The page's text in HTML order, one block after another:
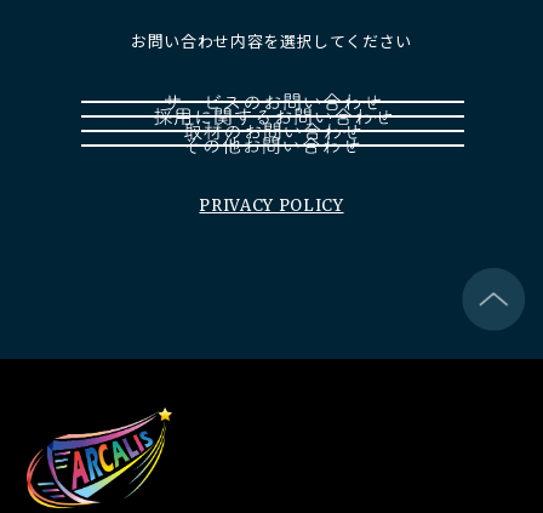
お問い合わせ内容を選択してください
PRIVACY POLICY